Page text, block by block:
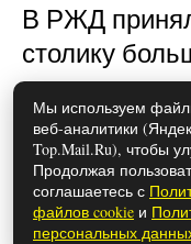
В РЖД
столику
новых
будет по-
Мы используем
веб-аналитики
Top.Mail.Ru), чтобы
Продолжая
соглашаетесь с
файлов cookie и
персональных